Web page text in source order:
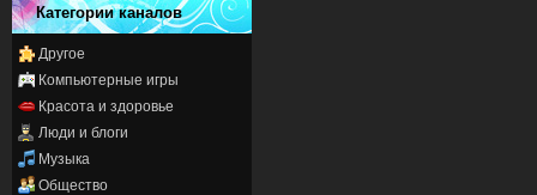
Категории каналов
Другое
Компьютерные игры
Красота и здоровье
Люди и блоги
Музыка
Общество